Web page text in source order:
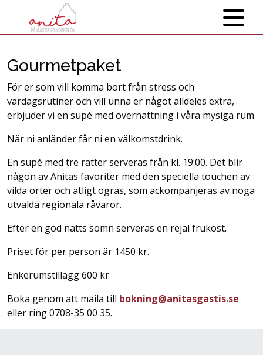
Gourmetpaket
För er som vill komma bort från stress och
vardagsrutiner och vill unna er något alldeles extra,
erbjuder vi en supé med övernattning i våra mysiga rum.
När ni anländer får ni en välkomstdrink.
En supé med tre rätter serveras från kl. 19:00. Det blir
någon av Anitas favoriter med den speciella touchen av
vilda örter och ätligt ogräs, som ackompanjeras av noga
utvalda regionala råvaror.
Efter en god natts sömn serveras en rejäl frukost.
Priset för per person är 1450 kr.
Enkerumstillägg 600 kr
Boka genom att maila till bokning@anitasgastis.se
eller ring 0708-35 00 35.